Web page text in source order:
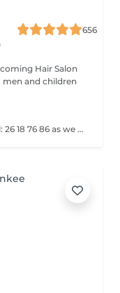
656
Hair Salon
and children
Dear clents! Please call for this service tel: 26 18 76 86 as we need to book a trial styling before the big day. Wash-blowout- pins-curls/straightincluded A test run is a must, at least a week before! (Included)